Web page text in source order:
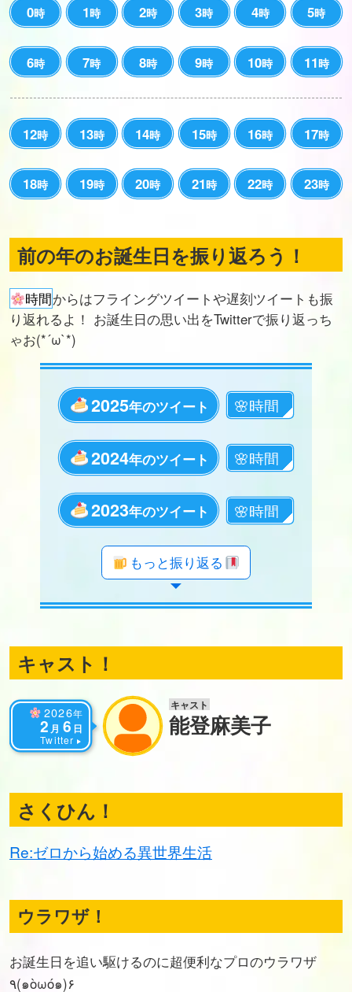
0時 1時 2時 3時 4時 5時
6時 7時 8時 9時 10時 11時
12時 13時 14時 15時 16時 17時
18時 19時 20時 21時 22時 23時
前の年のお誕生日を振り返ろう！
時間からはフライングツイートや遅刻ツイートも振
り返れるよ！ お誕生日の思い出をTwitterで振り返っち
ゃお(*´ω`*)
2025年のツイート
2024年のツイート
2023年のツイート
年のツイート
年のツイート
年のツイート
年のツイート
年のツイート
年のツイート
年のツイート
年のツイート
年のツイート
年のツイート
年のツイート
年のツイート
年のツイート
年のツイート
年のツイート
年のツイート
年のツイート
もっと振り返る
キャスト！
2026年
2 月 6 日
Twitter
キャスト
能登麻美子
さくひん！
Re:ゼロから始める異世界生活
ウラワザ！
お誕生日を追い駆けるのに超便利なプロのウラワザ
٩(๑òωó๑)۶